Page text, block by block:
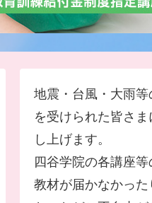
地震・台風・大雨
を受けられた皆さ
し上げます。
四谷学院の各講座等
教材が届かなかった